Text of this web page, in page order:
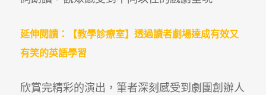
延伸閱讀：【教學診療室】透過讀者劇場達成有效又
有笑的英語學習
欣賞完精彩的演出，筆者深刻感受到劇團創辦人